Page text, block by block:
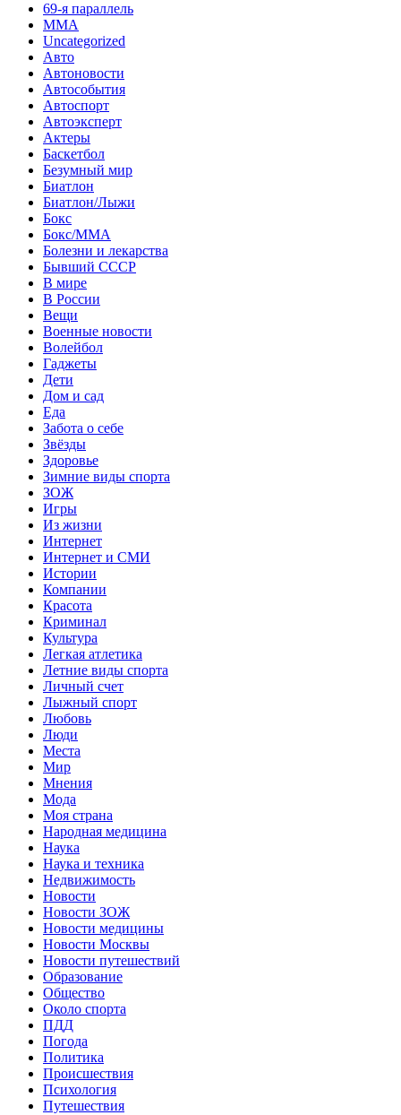
69-я параллель
MMA
Uncategorized
Авто
Автоновости
Автособытия
Автоспорт
Автоэксперт
Актеры
Баскетбол
Безумный мир
Биатлон
Биатлон/Лыжи
Бокс
Бокс/MMA
Болезни и лекарства
Бывший СССР
В мире
В России
Вещи
Военные новости
Волейбол
Гаджеты
Дети
Дом и сад
Еда
Забота о себе
Звёзды
Здоровье
Зимние виды спорта
ЗОЖ
Игры
Из жизни
Интернет
Интернет и СМИ
Истории
Компании
Красота
Криминал
Культура
Легкая атлетика
Летние виды спорта
Личный счет
Лыжный спорт
Любовь
Люди
Места
Мир
Мнения
Мода
Моя страна
Народная медицина
Наука
Наука и техника
Недвижимость
Новости
Новости ЗОЖ
Новости медицины
Новости Москвы
Новости путешествий
Образование
Общество
Около спорта
ПДД
Погода
Политика
Происшествия
Психология
Путешествия